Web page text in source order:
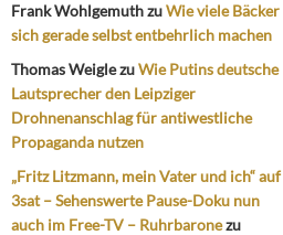
Frank WohlgemuthzuWie viele Bäcker
sich gerade selbst entbehrlich machen
Thomas WeiglezuWie Putins deutsche
Lautsprecher den Leipziger
Drohnenanschlag für antiwestliche
Propaganda nutzen
„Fritz Litzmann, mein Vater und ich“ auf
3sat – Sehenswerte Pause-Doku nun
auch im Free-TV – Ruhrbaronezu